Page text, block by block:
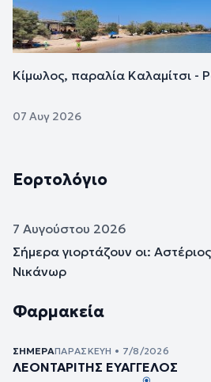
Κίμωλος, παραλία Καλαμίτσι -
07 Αυγ 2026
Εορτολόγιο
7 Αυγούστου 2026
Σήμερα γιορτάζουν οι:
Νικάνωρ
Φαρμακεία
ΣΉΜΕΡΑΠΑΡΑΣΚΕΥΉ • 7/8/2026
ΛΕΟΝΤΑΡΙΤΗΣ ΕΥΑΓΓΕΛΟΣ